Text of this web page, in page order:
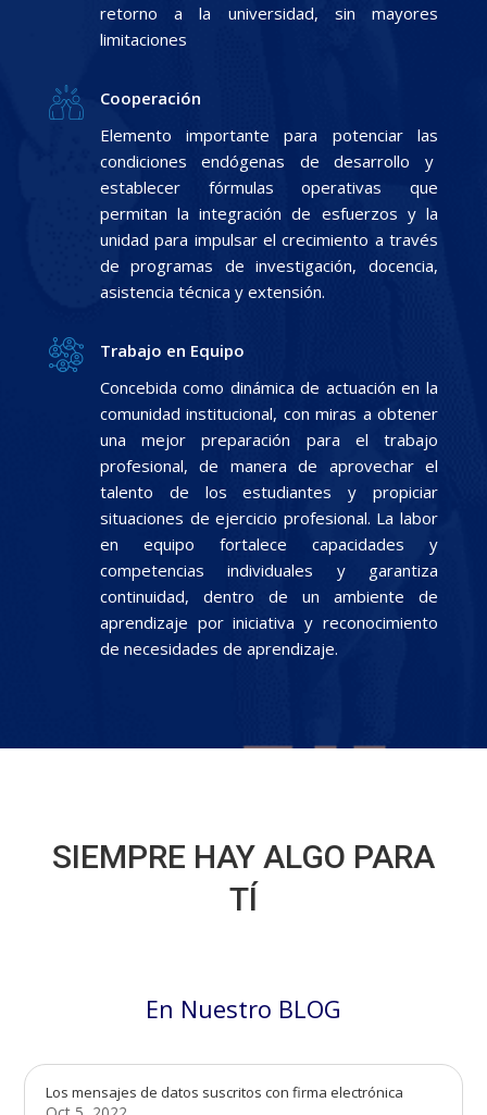
retorno a la universidad, sin mayores
limitaciones
Cooperación
Elemento importante para potenciar las
condiciones endógenas de desarrollo y
establecer fórmulas operativas que
permitan la integración de esfuerzos y la
unidad para impulsar el crecimiento a través
de programas de investigación, docencia,
asistencia técnica y extensión.
Trabajo en Equipo
Concebida como dinámica de actuación en la
comunidad institucional, con miras a obtener
una mejor preparación para el trabajo
profesional, de manera de aprovechar el
talento de los estudiantes y propiciar
situaciones de ejercicio profesional. La labor
en equipo fortalece capacidades y
competencias individuales y garantiza
continuidad, dentro de un ambiente de
aprendizaje por iniciativa y reconocimiento
de necesidades de aprendizaje.
SIEMPRE HAY ALGO PARA
TÍ
En Nuestro BLOG
Los mensajes de datos suscritos con firma electrónica